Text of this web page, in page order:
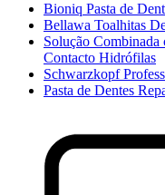
Bioniq Pasta de
Bellawa Toalhitas
Solução
Contacto Hidrófilas
Schwarzkopf
Pasta de Dentes